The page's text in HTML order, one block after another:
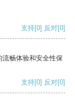
支持[0] 反对[0]
畅体验和安全性保
支持[0] 反对[0]